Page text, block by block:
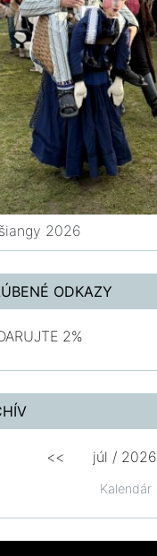
2026
ODKAZY
2%
Kalendár
<< júl / 2026